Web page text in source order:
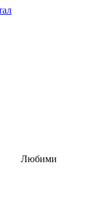
Любими